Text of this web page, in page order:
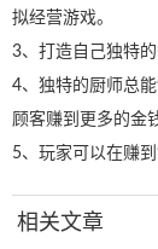
拟经营游戏。
3、打造自己独特
4、独特的厨师总
顾客赚到更多的金
5、玩家可以在赚
相关文章